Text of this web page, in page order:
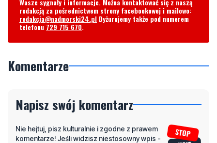
Wasze sygnały i informacje. Można kontaktować się z naszą
redakcją za pośrednictwem strony facebookowej i mailowo:
redakcja@nadmorski24.pl Dyżurujemy także pod numerem
telefonu 729 715 670.
Komentarze
Napisz swój komentarz
Nie hejtuj, pisz kulturalnie i zgodne z prawem
komentarze! Jeśli widzisz niestosowny wpis -